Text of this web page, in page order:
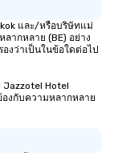
และ/หรือบริษัทแม่
ากหลาย (BE) อย่าง
งว่าเป็นในข้อใดต่อไป
Jazzotel Hotel
องกับความหลากหลาย